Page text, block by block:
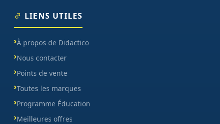
LIENS UTILES
À propos de Didactico
Nous contacter
Points de vente
Toutes les marques
Programme Éducation
Meilleures offres